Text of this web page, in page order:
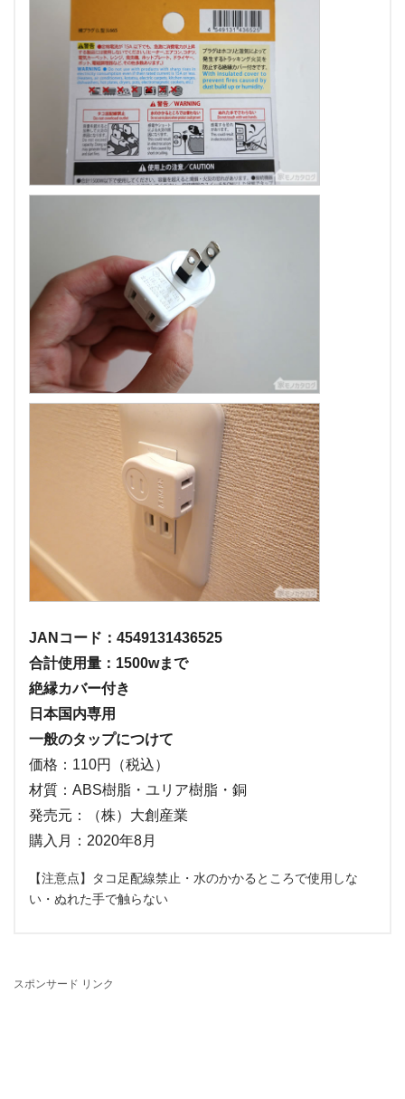
JANコード：4549131436525
合計使用量：1500wまで
絶縁カバー付き
日本国内専用
一般のタップにつけて
価格：110円（税込）
材質：ABS樹脂・ユリア樹脂・銅
発売元：（株）大創産業
購入月：2020年8月
【注意点】タコ足配線禁止・水のかかるところで使用しな
い・ぬれた手で触らない
スポンサード リンク